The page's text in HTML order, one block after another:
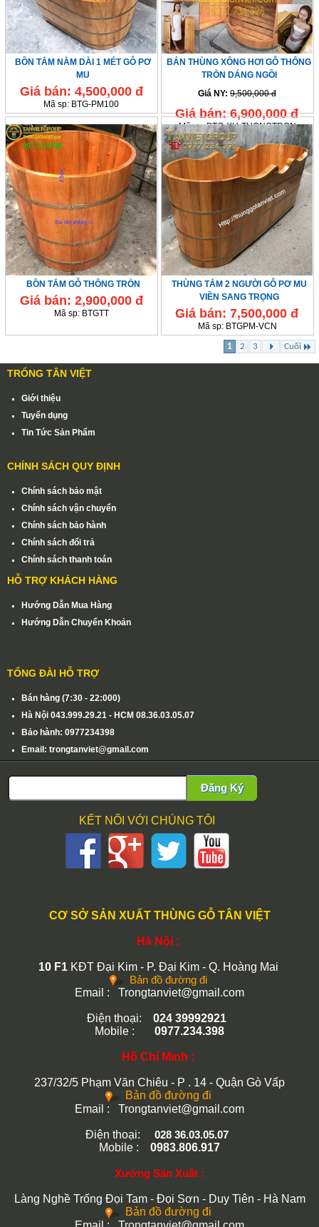
BỒN TẮM NẰM DÀI 1 MÉT GỖ PƠ
MU
Giá bán: 4,500,000 đ
Mã sp: BTG-PM100
BÁN THÙNG XÔNG HƠI GỖ THÔNG
TRÒN DÁNG NGỒI
Giá NY: 9,500,000 đ
Giá bán:6,900,000 đ
Mã sp:BTG-XH-THONGTRON
BỒN TẮM GỖ THÔNG TRÒN
Giá bán: 2,900,000 đ
Mã sp: BTGTT
THÙNG TẮM 2 NGƯỜI GỖ PƠ MU
VIỀN SANG TRỌNG
Giá bán: 7,500,000 đ
Mã sp: BTGPM-VCN
1 2 3 Cuối
TRỐNG TÂN VIỆT
Giới thiệu
Tuyển dụng
Tin Tức Sản Phẩm
CHÍNH SÁCH QUY ĐỊNH
Chính sách bảo mật
Chính sách vận chuyển
Chính sách bảo hành
Chính sách đổi trả
Chính sách thanh toán
HỖ TRỢ KHÁCH HÀNG
Hướng Dẫn Mua Hàng
Hướng Dẫn Chuyển Khoản
TỔNG ĐÀI HỖ TRỢ
Bán hàng (7:30 - 22:000)
Hà Nội 043.999.29.21 - HCM 08.36.03.05.07
Bảo hành: 0977234398
Email: trongtanviet@gmail.com
Đăng Ký
KẾT NỐI VỚI CHÚNG TÔI
CƠ SỞ SẢN XUẤT THÙNG GỖ TÂN VIỆT
Hà Nội :
10 F1KĐT Đại Kim - P. Đại Kim - Q. Hoàng Mai
Bản đồ đường đi
Email : Trongtanviet@gmail.com
Điện thoại: 024 39992921
Mobile : 0977.234.398
Hồ Chí Minh :
237/32/5 Phạm Văn Chiêu - P . 14 - Quận Gò Vấp
Bản đồ đường đi
Email :
Trongtanviet@gmail.com
Điện thoại: 028 36.03.05.07
Mobile :
0983.806.917
Xưởng Sản Xuất :
Làng Nghề Trống Đọi Tam - Đọi Sơn - Duy Tiên - Hà Nam
Bản đồ đường đi